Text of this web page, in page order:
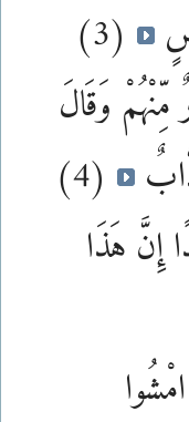
(3)
مِّنْهُمْ وَقَالَ
(4)
إِنَّ هَذَا